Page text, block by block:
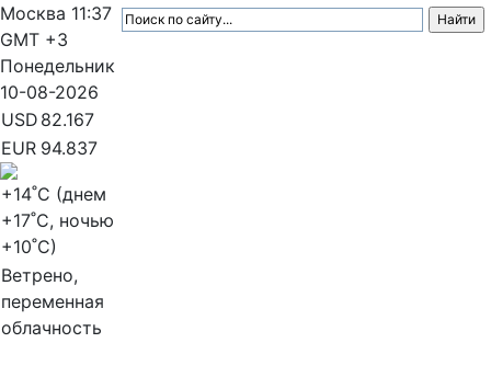
Москва 11:37
GMT +3
Понедельник
10-08-2026
USD 82.167
EUR 94.837
+14˚C (днем
+17˚C, ночью
+10˚C)
Ветрено,
переменная
облачность